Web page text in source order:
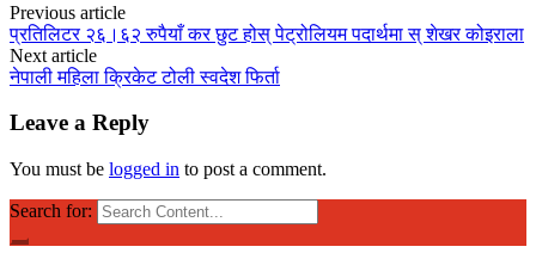
Previous article
प्रतिलिटर २६।६२ रुपैयाँ कर छुट होस् पेट्रोलियम पदार्थमा स् शेखर कोइराला
Next article
नेपाली महिला क्रिकेट टोली स्वदेश फिर्ता
Leave a Reply
You must be logged in to post a comment.
Search for: